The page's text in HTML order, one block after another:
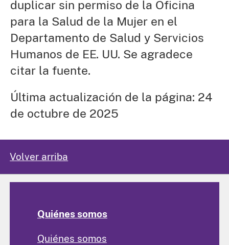
duplicar sin permiso de la Oficina
para la Salud de la Mujer en el
Departamento de Salud y Servicios
Humanos de EE. UU. Se agradece
citar la fuente.
Última actualización de la página: 24
de octubre de 2025
Volver arriba
Quiénes somos
Quiénes somos